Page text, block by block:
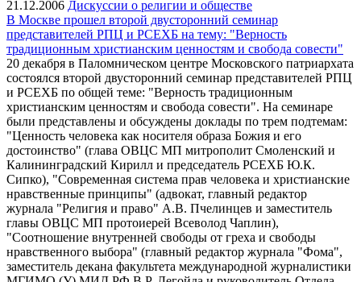
21.12.2006 Дискуссии о религии и обществе
В Москве прошел второй двусторонний семинар
представителей РПЦ и РСЕХБ на тему: "Верность
традиционным христианским ценностям и свобода совести"
20 декабря в Паломническом центре Московского патриархата
состоялся второй двусторонний семинар представителей РПЦ
и РСЕХБ по общей теме: "Верность традиционным
христианским ценностям и свобода совести". На семинаре
были представлены и обсуждены доклады по трем подтемам:
"Ценность человека как носителя образа Божия и его
достоинство" (глава ОВЦС МП митрополит Смоленский и
Калининградский Кирилл и председатель РСЕХБ Ю.К.
Сипко), "Современная система прав человека и христианские
нравственные принципы" (адвокат, главный редактор
журнала "Религия и право" А.В. Пчелинцев и заместитель
главы ОВЦС МП протоиерей Всеволод Чаплин),
"Соотношение внутренней свободы от греха и свободы
нравственного выбора" (главный редактор журнала "Фома",
заместитель декана факультета международной журналистики